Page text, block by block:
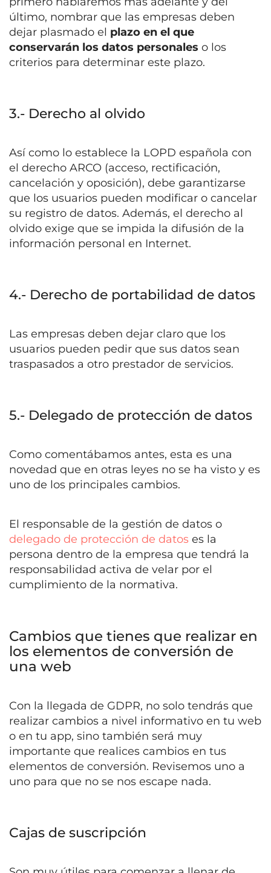
último, nombrar que las empresas deben
dejar plasmado el plazo en el que
conservarán los datos personales o los
criterios para determinar este plazo.
3.- Derecho al olvido
Así como lo establece la LOPD española con
el derecho ARCO (acceso, rectificación,
cancelación y oposición), debe garantizarse
que los usuarios pueden modificar o cancelar
su registro de datos. Además, el derecho al
olvido exige que se impida la difusión de la
información personal en Internet.
4.- Derecho de portabilidad de datos
Las empresas deben dejar claro que los
usuarios pueden pedir que sus datos sean
traspasados a otro prestador de servicios.
5.- Delegado de protección de datos
Como comentábamos antes, esta es una
novedad que en otras leyes no se ha visto y es
uno de los principales cambios.
El responsable de la gestión de datos o
delegado de protección de datos es la
persona dentro de la empresa que tendrá la
responsabilidad activa de velar por el
cumplimiento de la normativa.
Cambios que tienes que realizar en
los elementos de conversión de
una web
Con la llegada de GDPR, no solo tendrás que
realizar cambios a nivel informativo en tu web
o en tu app, sino también será muy
importante que realices cambios en tus
elementos de conversión. Revisemos uno a
uno para que no se nos escape nada.
Cajas de suscripción